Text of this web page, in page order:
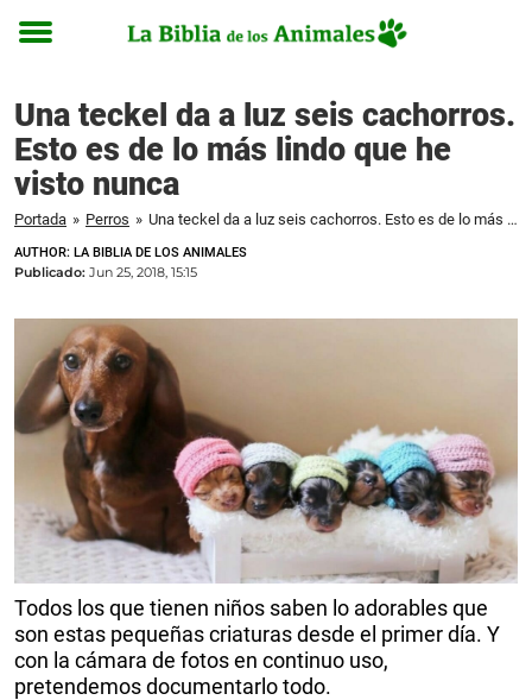
Toggle
Una teckel da a luz seis cachorros.
Esto es de lo más lindo que he
visto nunca
Portada » Perros » Una teckel da a luz seis cachorros. Esto es de lo más lindo que he visto nunca
AUTHOR: LA BIBLIA DE LOS ANIMALES
Publicado: Jun 25, 2018, 15:15
Todos los que tienen niños saben lo adorables que
son estas pequeñas criaturas desde el primer día. Y
con la cámara de fotos en continuo uso,
pretendemos documentarlo todo.